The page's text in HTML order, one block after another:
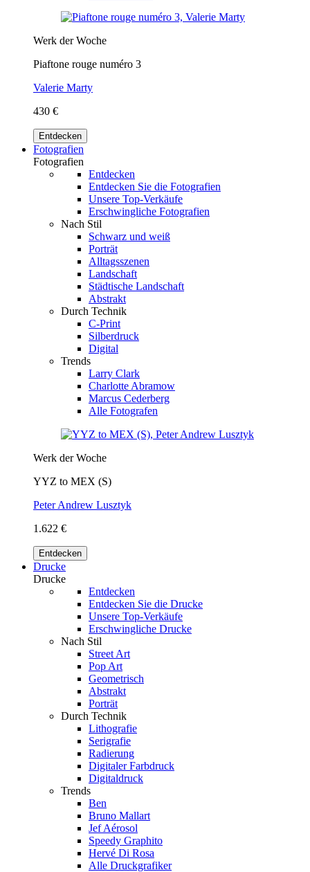
Werk der Woche
Piaftone rouge numéro 3
Valerie Marty
430 €
Entdecken
Fotografien
Fotografien
Entdecken
Entdecken Sie die Fotografien
Unsere Top-Verkäufe
Erschwingliche Fotografien
Nach Stil
Schwarz und weiß
Porträt
Alltagsszenen
Landschaft
Städtische Landschaft
Abstrakt
Durch Technik
C-Print
Silberdruck
Digital
Trends
Larry Clark
Charlotte Abramow
Marcus Cederberg
Alle Fotografen
Werk der Woche
YYZ to MEX (S)
Peter Andrew Lusztyk
1.622 €
Entdecken
Drucke
Drucke
Entdecken
Entdecken Sie die Drucke
Unsere Top-Verkäufe
Erschwingliche Drucke
Nach Stil
Street Art
Pop Art
Geometrisch
Abstrakt
Porträt
Durch Technik
Lithografie
Serigrafie
Radierung
Digitaler Farbdruck
Digitaldruck
Trends
Ben
Bruno Mallart
Jef Aérosol
Speedy Graphito
Hervé Di Rosa
Alle Druckgrafiker